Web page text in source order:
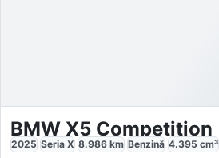
BMW X5 Competition
2025 Seria X 8.986 km Benzină 4.395 cm³